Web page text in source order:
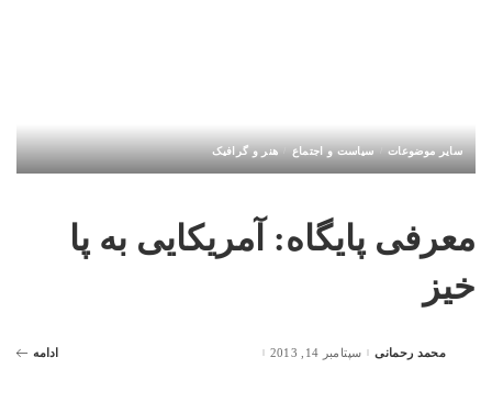
سایر موضوعات سیاست و اجتماع هنر و گرافیک
معرفی پایگاه: آمریکایی به پا
خیز
Postedمحمد رحمانی سپتامبر 14, 2013 ادامه